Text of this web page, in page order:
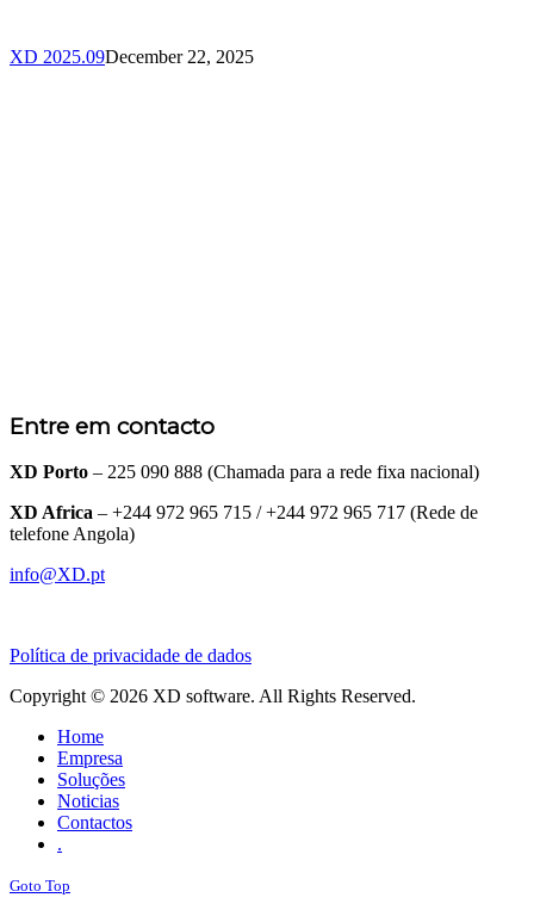
XD 2025.09December 22, 2025
Entre em contacto
XD Porto – 225 090 888 (Chamada para a rede fixa nacional)
XD Africa – +244 972 965 715 / +244 972 965 717 (Rede de
telefone Angola)
info@XD.pt
Política de privacidade de dados
Copyright © 2026 XD software. All Rights Reserved.
Home
Empresa
Soluções
Noticias
Contactos
.
Goto Top